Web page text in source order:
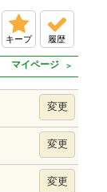
キープ 履歴
マイページ
変更
変更
変更